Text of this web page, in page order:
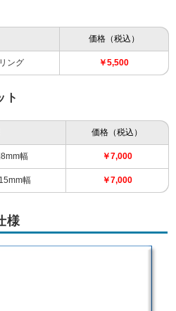
価格（税込）
ング ￥5,500
ト
価格（税込）
幅 ￥7,000
幅 ￥7,000
様